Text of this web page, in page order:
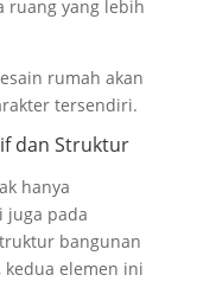
ruang yang lebih
rumah akan
tersendiri.
dan Struktur
hanya
juga pada
bangunan
elemen ini